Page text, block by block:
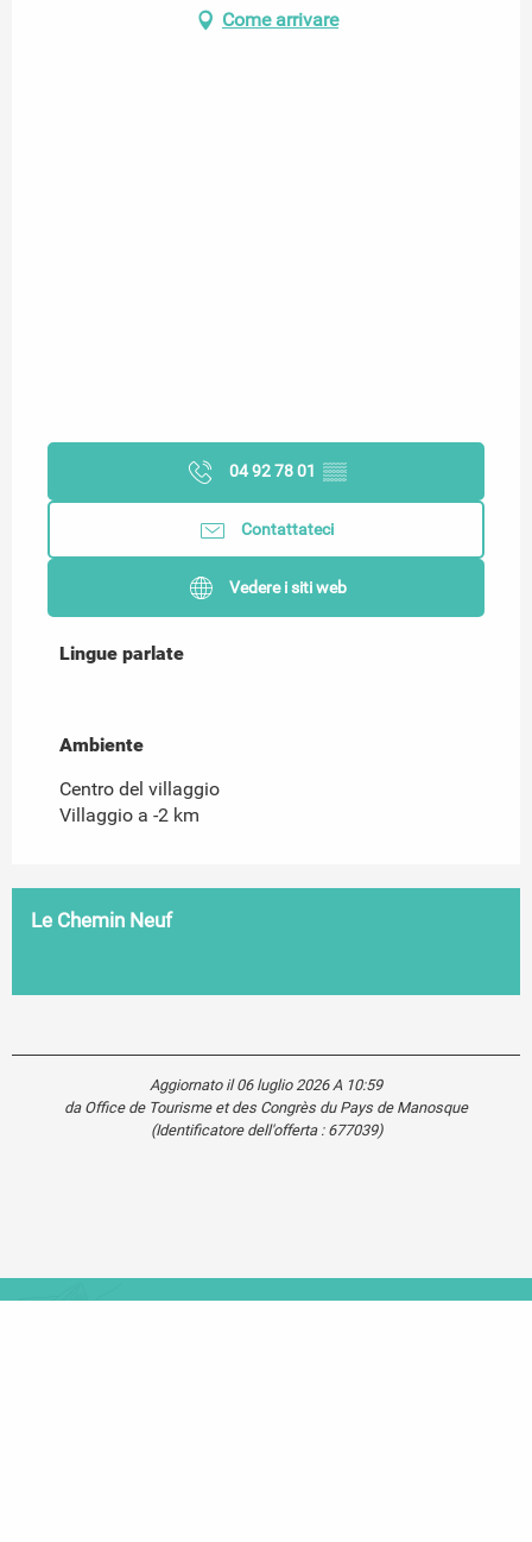
Come arrivare
04 92 78 01 ▒▒
Contattateci
Vedere i siti web
Lingue parlate
Lingue parlate
Ambiente
Ambiente
Centro del villaggio
Villaggio a -2 km
Le Chemin Neuf
Aggiornato il 06 luglio 2026 A 10:59
da Office de Tourisme et des Congrès du Pays de Manosque
(Identificatore dell'offerta : 677039)